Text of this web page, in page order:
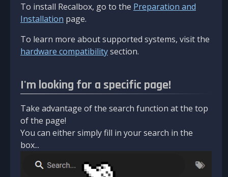
To install Recalbox, go to the Preparation and
Installation page.
To learn more about supported systems, visit the
hardware compatibilitysection.
I'm looking for a specific page!
Take advantage of the search function at the top
of the page!
You can either simply fill in your search in the
box...